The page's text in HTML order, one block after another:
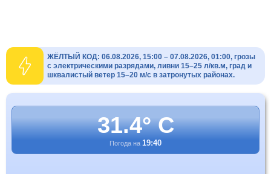
ЖЁЛТЫЙ КОД: 06.08.2026, 15:00 – 07.08.2026, 01:00, грозы
с электрическими разрядами, ливни 15–25 л/кв.м, град и
шквалистый ветер 15–20 м/с в затронутых районах.
31.4° C
Погода на 19:40